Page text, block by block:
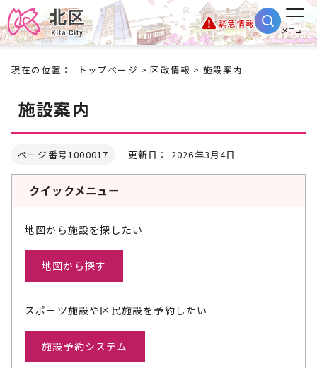
緊急情報
メニュー
現在の位置： トップページ >区政情報 > 施設案内
施設案内
ページ番号1000017 更新日： 2026年3月4日
クイックメニュー
地図から施設を探したい
地図から探す
スポーツ施設や区民施設を予約したい
施設予約システム